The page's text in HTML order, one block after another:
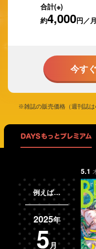
合計(※)
約4,000円／月
今す
※雑誌の販売価格（週刊誌
DAYSもっとプレミアム 18誌
例えば…
2025年
5月
5.1